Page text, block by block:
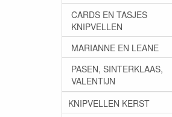
CARDS EN TASJES
KNIPVELLEN
MARIANNE EN LEANE
PASEN, SINTERKLAAS,
VALENTIJN
KNIPVELLEN KERST